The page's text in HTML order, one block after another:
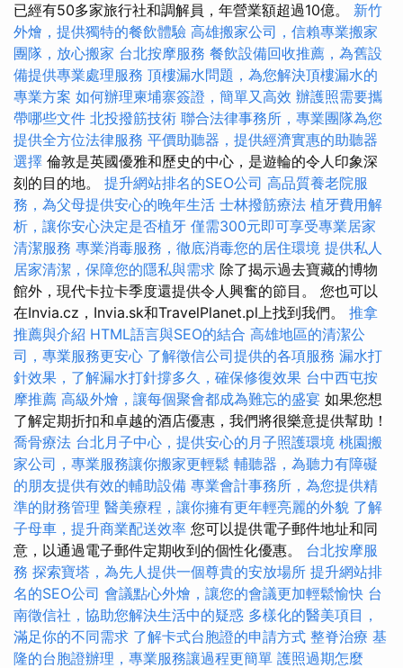
已經有50多家旅行社和調解員，年營業額超過10億。 新竹
外燴，提供獨特的餐飲體驗 高雄搬家公司，信賴專業搬家
團隊，放心搬家 台北按摩服務 餐飲設備回收推薦，為舊設
備提供專業處理服務 頂樓漏水問題，為您解決頂樓漏水的
專業方案 如何辦理柬埔寨簽證，簡單又高效 辦護照需要攜
帶哪些文件 北投撥筋技術 聯合法律事務所，專業團隊為您
提供全方位法律服務 平價助聽器，提供經濟實惠的助聽器
選擇 倫敦是英國優雅和歷史的中心，是遊輪的令人印象深
刻的目的地。 提升網站排名的SEO公司 高品質養老院服
務，為父母提供安心的晚年生活 士林撥筋療法 植牙費用解
析，讓你安心決定是否植牙 僅需300元即可享受專業居家
清潔服務 專業消毒服務，徹底消毒您的居住環境 提供私人
居家清潔，保障您的隱私與需求 除了揭示過去寶藏的博物
館外，現代卡拉卡季度還提供令人興奮的節目。 您也可以
在Invia.cz，Invia.sk和TravelPlanet.pl上找到我們。 推拿
推薦與介紹 HTML語言與SEO的結合 高雄地區的清潔公
司，專業服務更安心 了解徵信公司提供的各項服務 漏水打
針效果，了解漏水打針撐多久，確保修復效果 台中西屯按
摩推薦 高級外燴，讓每個聚會都成為難忘的盛宴 如果您想
了解定期折扣和卓越的酒店優惠，我們將很樂意提供幫助！
喬骨療法 台北月子中心，提供安心的月子照護環境 桃園搬
家公司，專業服務讓你搬家更輕鬆 輔聽器，為聽力有障礙
的朋友提供有效的輔助設備 專業會計事務所，為您提供精
準的財務管理 醫美療程，讓你擁有更年輕亮麗的外貌 了解
子母車，提升商業配送效率 您可以提供電子郵件地址和同
意，以通過電子郵件定期收到的個性化優惠。 台北按摩服
務 探索寶塔，為先人提供一個尊貴的安放場所 提升網站排
名的SEO公司 會議點心外燴，讓您的會議更加輕鬆愉快 台
南徵信社，協助您解決生活中的疑惑 多樣化的醫美項目，
滿足你的不同需求 了解卡式台胞證的申請方式 整脊治療 基
隆的台胞證辦理，專業服務讓過程更簡單 護照過期怎麼